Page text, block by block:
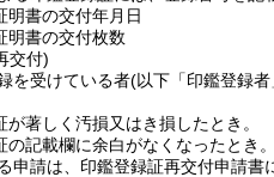
明書の交付年月日
明書の交付枚数
交付)
を受けている者(以下「印鑑登録
が著しく汚損又はき損したとき。
の記載欄に余白がなくなったとき。
申請は、印鑑登録証再交付申請書